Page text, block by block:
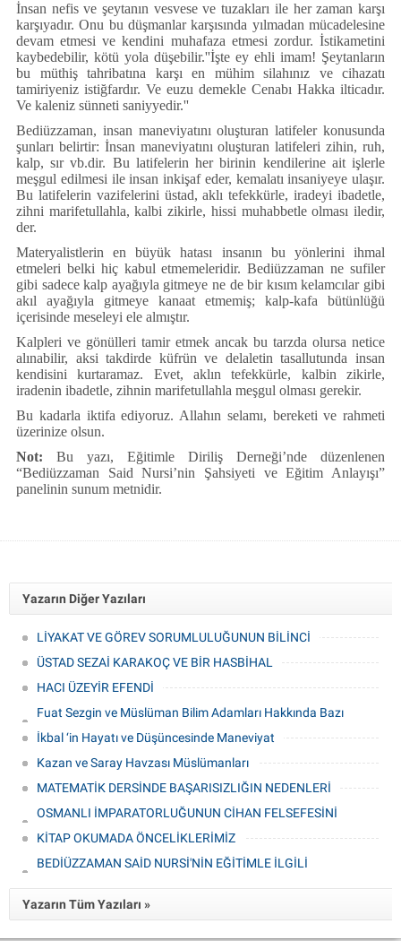
İnsan nefis ve şeytanın vesvese ve tuzakları ile her zaman karşı
karşıyadır. Onu bu düşmanlar karşısında yılmadan mücadelesine
devam etmesi ve kendini muhafaza etmesi zordur. İstikametini
kaybedebilir, kötü yola düşebilir.''İşte ey ehli imam! Şeytanların
bu müthiş tahribatına karşı en mühim silahınız ve cihazatı
tamiriyeniz istiğfardır. Ve euzu demekle Cenabı Hakka ilticadır.
Ve kaleniz sünneti saniyyedir.''
Bediüzzaman, insan maneviyatını oluşturan latifeler konusunda
şunları belirtir: İnsan maneviyatını oluşturan latifeleri zihin, ruh,
kalp, sır vb.dir. Bu latifelerin her birinin kendilerine ait işlerle
meşgul edilmesi ile insan inkişaf eder, kemalatı insaniyeye ulaşır.
Bu latifelerin vazifelerini üstad, aklı tefekkürle, iradeyi ibadetle,
zihni marifetullahla, kalbi zikirle, hissi muhabbetle olması iledir,
der.
Materyalistlerin en büyük hatası insanın bu yönlerini ihmal
etmeleri belki hiç kabul etmemeleridir. Bediüzzaman ne sufiler
gibi sadece kalp ayağıyla gitmeye ne de bir kısım kelamcılar gibi
akıl ayağıyla gitmeye kanaat etmemiş; kalp-kafa bütünlüğü
içerisinde meseleyi ele almıştır.
Kalpleri ve gönülleri tamir etmek ancak bu tarzda olursa netice
alınabilir, aksi takdirde küfrün ve delaletin tasallutunda insan
kendisini kurtaramaz. Evet, aklın tefekkürle, kalbin zikirle,
iradenin ibadetle, zihnin marifetullahla meşgul olması gerekir.
Bu kadarla iktifa ediyoruz. Allahın selamı, bereketi ve rahmeti
üzerinize olsun.
Not: Bu yazı, Eğitimle Diriliş Derneği’nde düzenlenen
“Bediüzzaman Said Nursi’nin Şahsiyeti ve Eğitim Anlayışı”
panelinin sunum metnidir.
Yazarın Diğer Yazıları
LİYAKAT VE GÖREV SORUMLULUĞUNUN BİLİNCİ
ÜSTAD SEZAİ KARAKOÇ VE BİR HASBİHAL
HACI ÜZEYİR EFENDİ
Fuat Sezgin ve Müslüman Bilim Adamları Hakkında Bazı
Kısa Bilgiler
İkbal ‘in Hayatı ve Düşüncesinde Maneviyat
Kazan ve Saray Havzası Müslümanları
MATEMATİK DERSİNDE BAŞARISIZLIĞIN NEDENLERİ
OSMANLI İMPARATORLUĞUNUN CİHAN FELSEFESİNİ
KAVRAMAK
KİTAP OKUMADA ÖNCELİKLERİMİZ
BEDİÜZZAMAN SAİD NURSİ'NİN EĞİTİMLE İLGİLİ
Yazarın Tüm Yazıları »